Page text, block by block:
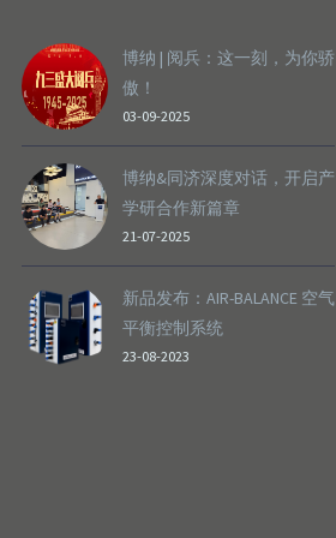
博纳 | 阅兵：这一刻，为你骄
傲！
03-09-2025
博纳&同济深度对话，开启产
学研合作新篇章
21-07-2025
新品发布：AIR-BALANCE 空气
平衡控制系统
23-08-2023